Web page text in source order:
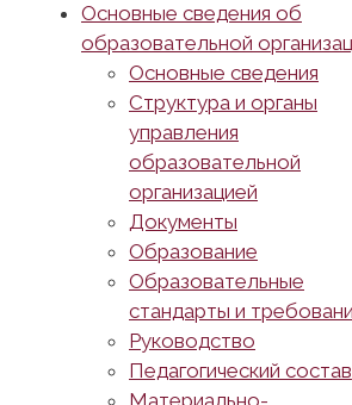
Основные сведения об
образовательной
Основные сведения
Структура и органы
управления
образовательной
организацией
Документы
Образование
Образовательные
стандарты и
Руководство
Педагогический состав